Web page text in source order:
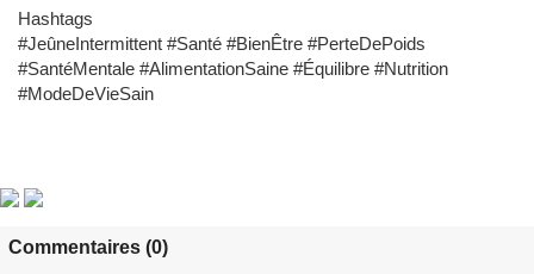
Hashtags
#JeûneIntermittent #Santé #BienÊtre #PerteDePoids
#SantéMentale #AlimentationSaine #Équilibre #Nutrition
#ModeDeVieSain
Commentaires (0)